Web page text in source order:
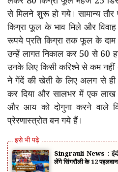
से मिलने शुरू हो गये। सामान्य
किग्रा फूल के भाव मिले और
रूपये प्रति किग्रा तक फूल के
उन्हें लागत निकाल कर 50 से 60
उनके लिए किसी करिश्मे से कम नहीं
ने गेंदें की खेती के लिए अलग से
कर दिया और सालभर में एक
और आय को दोगुना करने वाले
प्रेरणास्त्रोत बन गये हैं।
Singrauli News : इंदौर
लेंगे सिंगरौली के 12 पहलवान